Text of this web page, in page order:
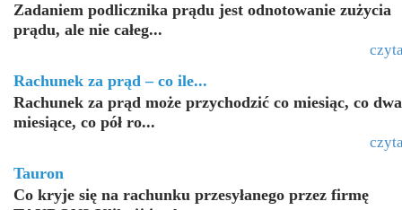
Zadaniem podlicznika prądu jest odnotowanie zużycia
prądu, ale nie całeg...
Rachunek za prąd – co ile...
Rachunek za prąd może przychodzić co miesiąc, co dwa
miesiące, co pół ro...
Tauron
Co kryje się na rachunku przesyłanego przez firmę